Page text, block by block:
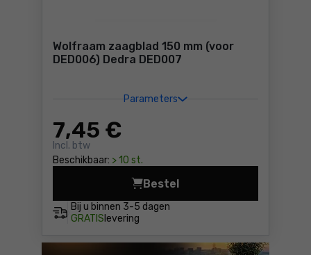
Wolfraam zaagblad 150 mm (voor
DED006) Dedra DED007
Parameters
7,45 €
Incl. btw
Beschikbaar: > 10 st.
Bij u binnen 3-5 dagen
GRATIS levering
Bestel
Wolfraam zaagblad 150